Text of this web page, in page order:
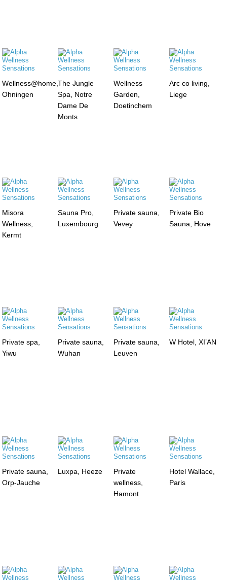
Wellness@home,
Ohningen
The Jungle
Spa, Notre
Dame De
Monts
Wellness
Garden,
Doetinchem
Arc co living,
Liege
Misora
Wellness,
Kermt
Sauna Pro,
Luxembourg
Private sauna,
Vevey
Private Bio
Sauna, Hove
Private spa,
Yiwu
Private sauna,
Wuhan
Private sauna,
Leuven
W Hotel, XI’AN
Private sauna,
Orp-Jauche
Luxpa, Heeze
Private
wellness,
Hamont
Hotel Wallace,
Paris